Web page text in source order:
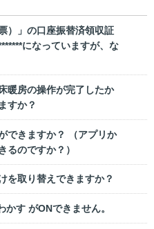
）」の口座振替済領収証
になっていますが、な
暖房の操作が完了したか
すか？
できますか？ （アプリか
るのですか？）
を取り替えできますか？
す がONできません。